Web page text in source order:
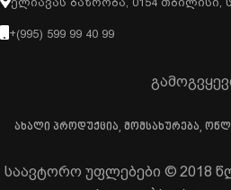
+(995) 599 99 40 99
ახალი პროდუქცია, მომსახურება,
საავტორო უფლებები © 2018